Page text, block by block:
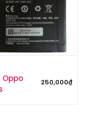
Oppo
250,000₫